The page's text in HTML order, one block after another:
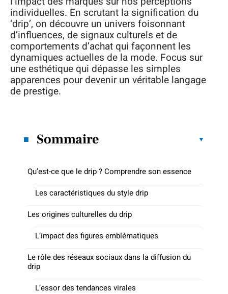
individuelles. En scrutant la signification du
‘drip’, on découvre un univers foisonnant
d’influences, de signaux culturels et de
comportements d’achat qui façonnent les
dynamiques actuelles de la mode. Focus sur
une esthétique qui dépasse les simples
apparences pour devenir un véritable langage
de prestige.
Sommaire
Qu’est-ce que le drip ? Comprendre son essence
Les caractéristiques du style drip
Les origines culturelles du drip
L’impact des figures emblématiques
Le rôle des réseaux sociaux dans la diffusion du
drip
L’essor des tendances virales